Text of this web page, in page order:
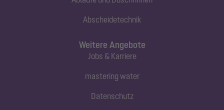
Abscheidetechnik
Weitere Angebote
Jobs & Karriere
mastering water
Datenschutz